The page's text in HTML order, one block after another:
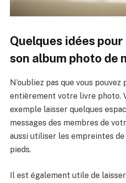
Quelques idées
son album photo de
N’oubliez pas que vous
entièrement votre livre photo.
exemple laisser quelques
messages des membres de
aussi utiliser les empreintes
pieds.
Il est également utile de